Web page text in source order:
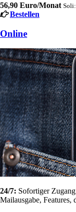
56,90 Euro/Monat
Bestellen
Online
24/7: Sofortiger
Mailausgabe, Features,